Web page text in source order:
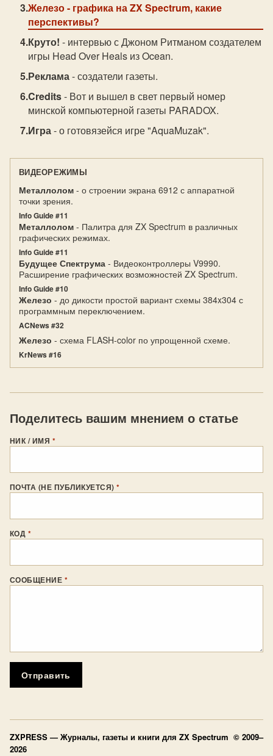
Железо- графика на ZX Spectrum, какие
перспективы?
Круто! - интервью с Джоном Ритманом создателем
игры Head Over Heals из Ocean.
Реклама- создатели газеты.
Credits- Вот и вышел в свет первый номер
минской компьютерной газеты PARADOX.
Игра- о готовязейся игре "AquaMuzak".
ВИДЕОРЕЖИМЫ
Металлолом - о строении экрана 6912 с аппаратной
точки зрения.
Info Guide #11
Металлолом - Палитра для ZX Spectrum в различных
графических режимах.
Info Guide #11
Будущее Спектрума - Видеоконтроллеры V9990.
Расширение графических возможностей ZX Spectrum.
Info Guide #10
Железо - до дикости простой вариант схемы 384x304 с
программным переключением.
ACNews #32
Железо - схема FLASH-color по упрощенной схеме.
KrNews #16
Поделитесь вашим мнением о статье
НИК / ИМЯ *
ПОЧТА (НЕ ПУБЛИКУЕТСЯ)*
КОД *
СООБЩЕНИЕ *
Отправить
ZXPRESS — Журналы, газеты и книги для ZX Spectrum © 2009–
2026